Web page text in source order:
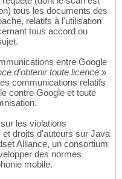
tous les documents des
relatifs à l'utilisation
tous accord ou
entre Google
d'obtenir toute licence »
communications relatifs
contre Google et toute
les violations
droits d'auteurs sur Java
Alliance, un consortium
des normes
mobile.